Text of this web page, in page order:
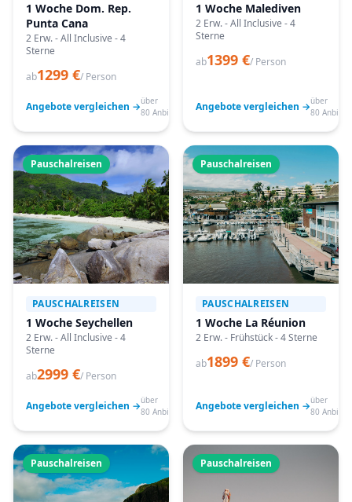
1 Woche Dom. Rep.
Punta Cana
2 Erw. - All Inclusive - 4
Sterne
ab1299 €/ Person
Angebote vergleichen →über
80 Anbieter
1 Woche Malediven
2 Erw. - All Inclusive - 4
Sterne
ab1399 €/ Person
Angebote vergleichen →über
80
Pauschalreisen
PAUSCHALREISEN
1 Woche Seychellen
2 Erw. - All Inclusive - 4
Sterne
ab2999 €/ Person
Angebote vergleichen →über
80 Anbieter
Pauschalreisen
PAUSCHALREISEN
1 Woche La Réunion
2 Erw. - Frühstück - 4 Sterne
ab1899 €/ Person
Angebote vergleichen →über
80
Pauschalreisen Pauschalreisen